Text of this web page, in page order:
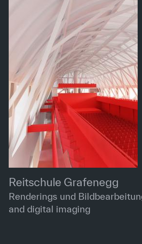
Reitschule Grafenegg
Renderings und
and digital imaging